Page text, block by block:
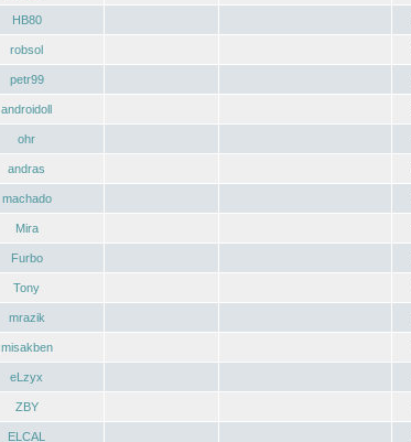
HB80
robsol
petr99
androidoll
ohr
andras
machado
Mira
Furbo
Tony
mrazik
misakben
eLzyx
ZBY
ELCAL